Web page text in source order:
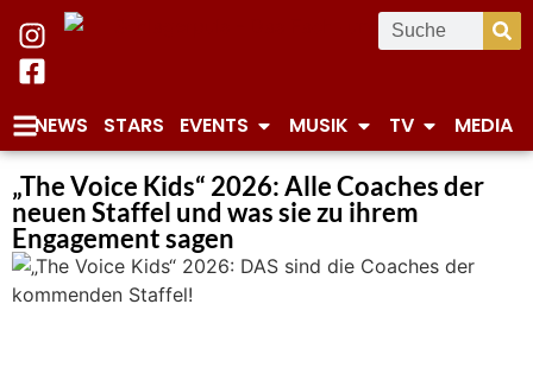
NEWS STARS EVENTS MUSIK TV MEDIA
„The Voice Kids“ 2026: Alle Coaches der
neuen Staffel und was sie zu ihrem
Engagement sagen